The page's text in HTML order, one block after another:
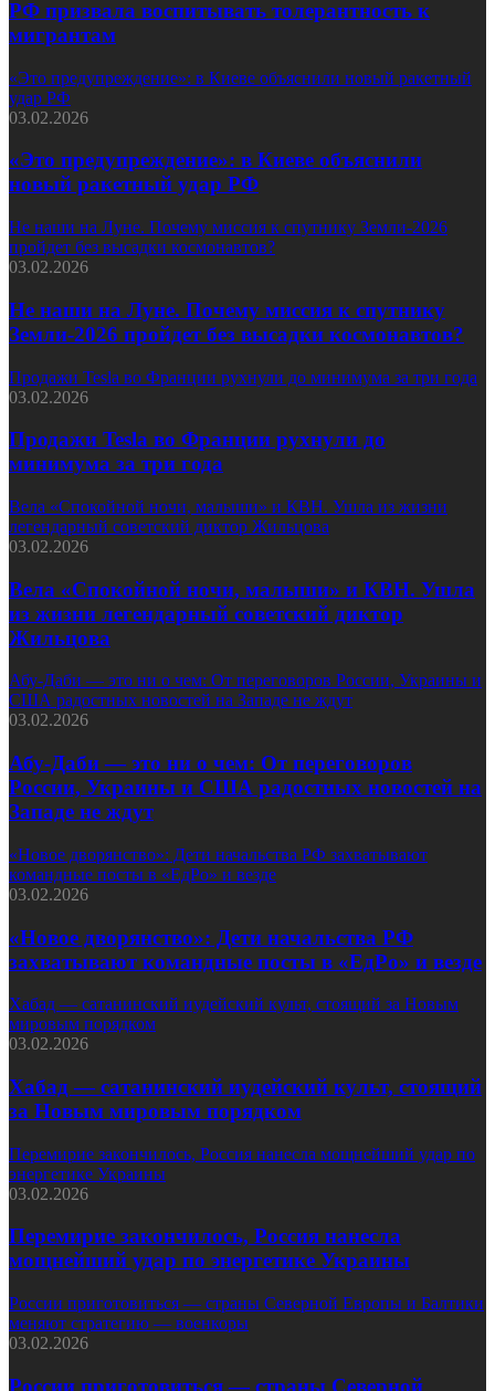
РФ призвала воспитывать толерантность к
мигрантам
«Это предупреждение»: в Киеве объяснили новый ракетный
удар РФ
03.02.2026
«Это предупреждение»: в Киеве объяснили
новый ракетный удар РФ
Не наши на Луне. Почему миссия к спутнику Земли-2026
пройдет без высадки космонавтов?
03.02.2026
Не наши на Луне. Почему миссия к спутнику
Земли-2026 пройдет без высадки космонавтов?
Продажи Tesla во Франции рухнули до минимума за три года
03.02.2026
Продажи Tesla во Франции рухнули до
минимума за три года
Вела «Спокойной ночи, малыши» и КВН. Ушла из жизни
легендарный советский диктор Жильцова
03.02.2026
Вела «Спокойной ночи, малыши» и КВН. Ушла
из жизни легендарный советский диктор
Жильцова
Абу-Даби — это ни о чем: От переговоров России, Украины и
США радостных новостей на Западе не ждут
03.02.2026
Абу-Даби — это ни о чем: От переговоров
России, Украины и США радостных новостей на
Западе не ждут
«Новое дворянство»: Дети начальства РФ захватывают
командные посты в «ЕдРо» и везде
03.02.2026
«Новое дворянство»: Дети начальства РФ
захватывают командные посты в «ЕдРо» и везде
Хабад — сатанинский иудейский культ, стоящий за Новым
мировым порядком
03.02.2026
Хабад — сатанинский иудейский культ, стоящий
за Новым мировым порядком
Перемирие закончилось, Россия нанесла мощнейший удар по
энергетике Украины
03.02.2026
Перемирие закончилось, Россия нанесла
мощнейший удар по энергетике Украины
России приготовиться — страны Северной Европы и Балтики
меняют стратегию — военкоры
03.02.2026
России приготовиться — страны Северной